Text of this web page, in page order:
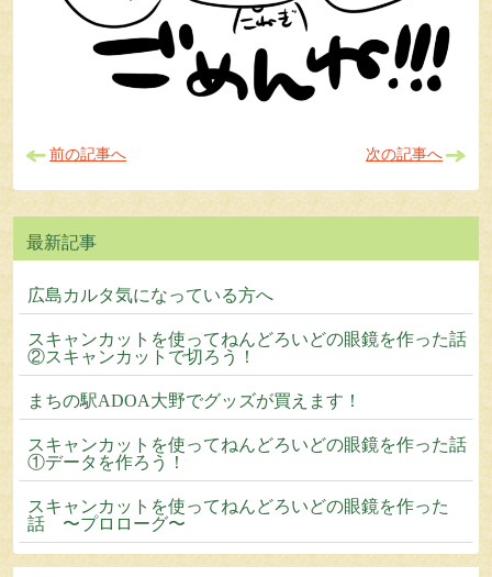
前の記事へ 次の記事へ
広島カルタ気になっている方へ
スキャンカットを使ってねんどろいどの眼鏡を作った話
②スキャンカットで切ろう！
まちの駅ADOA大野でグッズが買えます！
スキャンカットを使ってねんどろいどの眼鏡を作った話
①データを作ろう！
スキャンカットを使ってねんどろいどの眼鏡を作った
話 〜プロローグ〜